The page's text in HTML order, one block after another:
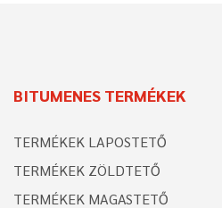
BITUMENES TERMÉKEK
TERMÉKEK LAPOSTETŐ
TERMÉKEK ZÖLDTETŐ
TERMÉKEK MAGASTETŐ